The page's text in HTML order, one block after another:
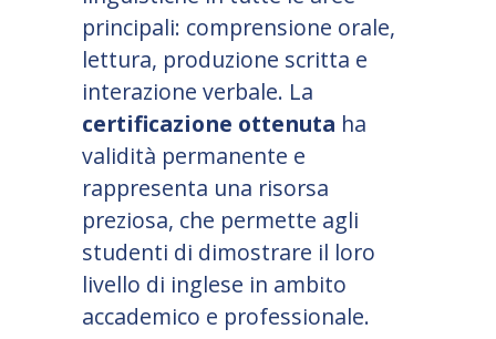
principali: comprensione orale,
lettura, produzione scritta e
interazione verbale. La
certificazione ottenuta ha
validità permanente e
rappresenta una risorsa
preziosa, che permette agli
studenti di dimostrare il loro
livello di inglese in ambito
accademico e professionale.